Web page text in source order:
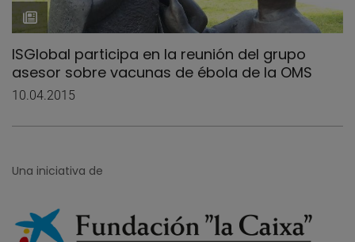
ISGlobal participa en la reunión del grupo
asesor sobre vacunas de ébola de la OMS
10.04.2015
Una iniciativa de